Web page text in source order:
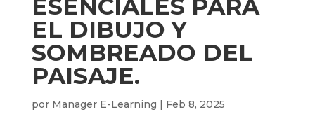
ESENCIALES PARA
EL DIBUJO Y
SOMBREADO DEL
PAISAJE.
por Manager E-Learning | Feb 8, 2025